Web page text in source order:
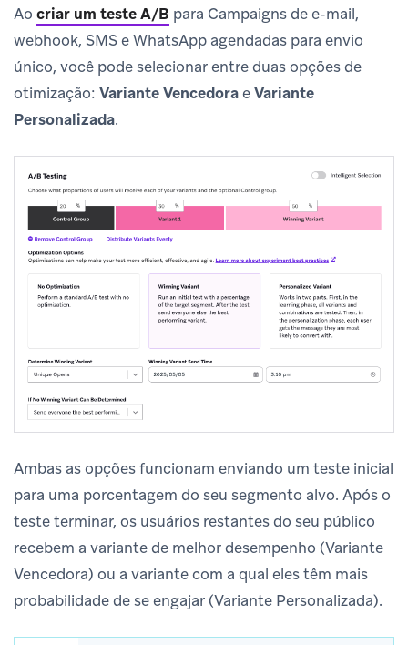
Ao criar um teste A/B para Campaigns de e-mail,
webhook, SMS e WhatsApp agendadas para envio
único, você pode selecionar entre duas opções de
otimização: Variante VencedoraeVariante
Personalizada.
Ambas as opções funcionam enviando um teste inicial
para uma porcentagem do seu segmento alvo. Após o
teste terminar, os usuários restantes do seu público
recebem a variante de melhor desempenho (Variante
Vencedora) ou a variante com a qual eles têm mais
probabilidade de se engajar (Variante Personalizada).